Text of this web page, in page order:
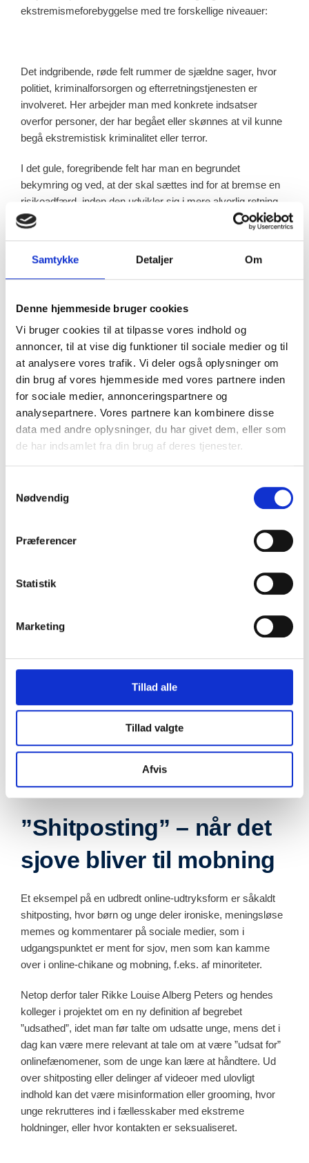
Samtykke Detaljer Om
Denne hjemmeside bruger cookies
Vi bruger cookies til at tilpasse vores indhold og
annoncer, til at vise dig funktioner til sociale medier og til
at analysere vores trafik. Vi deler også oplysninger om
din brug af vores hjemmeside med vores partnere inden
for sociale medier, annonceringspartnere og
analysepartnere. Vores partnere kan kombinere disse
data med andre oplysninger, du har givet dem, eller som
de har indsamlet fra din brug af deres tjenester.
Nødvendig
Præferencer
Statistik
Marketing
Tillad alle
Tillad valgte
Afvis
ekstremismeforebyggelse med tre forskellige niveauer:
Det indgribende, røde felt rummer de sjældne sager, hvor
politiet, kriminalforsorgen og efterretningstjenesten er
involveret. Her arbejder man med konkrete indsatser
overfor personer, der har begået eller skønnes at vil kunne
begå ekstremistisk kriminalitet eller terror.
I det gule, foregribende felt har man en begrundet
bekymring og ved, at der skal sættes ind for at bremse en
risikoadfærd, inden den udvikler sig i mere alvorlig retning.
For eksempel, når der i en 8. klasse foregår deling af en
voldsvideo eller andet ulovligt materiale, hvor de unge ikke
Her kan f.eks. pædagoger sætte ind med relationsarbejde i
fagprofessionelle omkring de unge kan trække på lokale
kriminalpræventive samarbejder som fx SSP, info-huse,
politi og kommune, hvor man i fællesskab kan drøfte
bekymrende tendenser.
Det grønne, opbyggende område omfatter reelt alle børn og
unge, fortæller Rikke Louise Alberg Peters:
for forskellige fænomener pga. dynamikker
nysgerrighed og interesse kan blive trukket
om risikoen for, at det kammer over. De
ruste alle børn og unge til at deltage på lige
kritiske kompetencer til at få øje på og stå
imod eksempelvis hadefuldt indhold på de
sociale medier.
Rikke Alberg Peters
Lektor, ph.d.
”Shitposting” – når det
sjove bliver til mobning
Et eksempel på en udbredt online-udtryksform er såkaldt
shitposting, hvor børn og unge deler ironiske, meningsløse
memes og kommentarer på sociale medier, som i
udgangspunktet er ment for sjov, men som kan kamme
over i online-chikane og mobning, f.eks. af minoriteter.
Netop derfor taler Rikke Louise Alberg Peters og hendes
kolleger i projektet om en ny definition af begrebet
”udsathed”, idet man før talte om udsatte unge, mens det i
dag kan være mere relevant at tale om at være ”udsat for”
onlinefænomener, som de unge kan lære at håndtere. Ud
over shitposting eller delinger af videoer med ulovligt
indhold kan det være misinformation eller grooming, hvor
unge rekrutteres ind i fællesskaber med ekstreme
holdninger, eller hvor kontakten er seksualiseret.